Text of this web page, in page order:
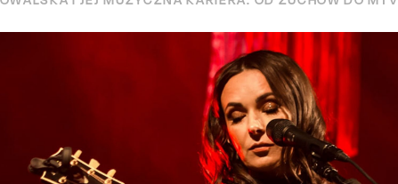
Kategoria